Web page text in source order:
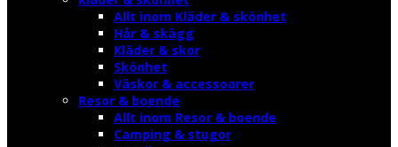
Allt inom Kläder & skönhet
Hår & skägg
Kläder & skor
Skönhet
Väskor & accessoarer
Resor & boende
Allt inom Resor & boende
Camping & stugor